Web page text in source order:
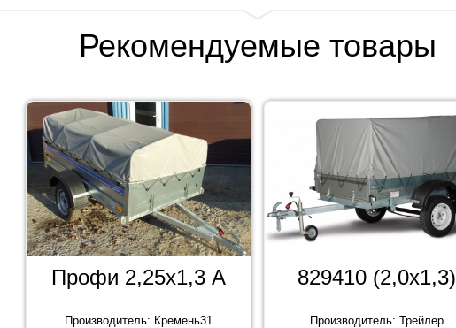
Рекомендуемые товары
Профи 2,25х1,3 А
Производитель: Кремень31
829410 (2,0х1,3)
Производитель: Трейлер